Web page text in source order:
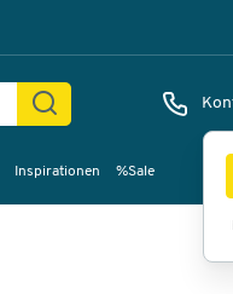
Inspirationen %Sale
Videos 360°-